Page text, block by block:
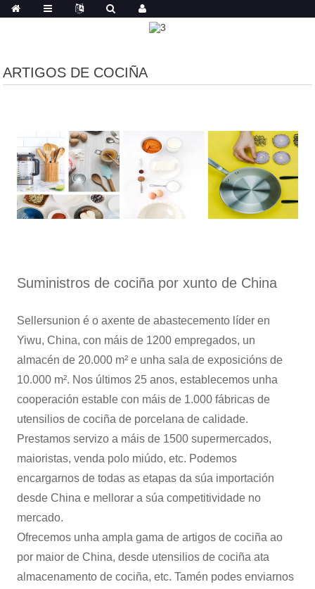
ARTIGOS DE COCIÑA
Suministros de cociña por xunto de China
Sellersunion é o axente de abastecemento líder en
Yiwu, China, con máis de 1200 empregados, un
almacén de 20.000 m² e unha sala de exposicións de
10.000 m². Nos últimos 25 anos, establecemos unha
cooperación estable con máis de 1.000 fábricas de
utensilios de cociña de porcelana de calidade.
Prestamos servizo a máis de 1500 supermercados,
maioristas, venda polo miúdo, etc. Podemos
encargarnos de todas as etapas da súa importación
desde China e mellorar a súa competitividade no
mercado.
Ofrecemos unha ampla gama de artigos de cociña ao
por maior de China, desde utensilios de cociña ata
almacenamento de cociña, etc. Tamén podes enviarnos